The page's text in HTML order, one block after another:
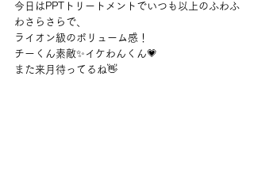
今日はPPTトリートメントでいつも以上のふわふ
わさらさらで、
ライオン級のボリューム感！
チーくん素敵✨イケわんくん💗
また来月待ってるね👋